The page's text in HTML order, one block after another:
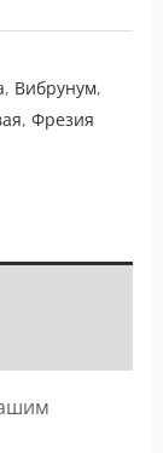
, Вибрунум,
, Фрезия